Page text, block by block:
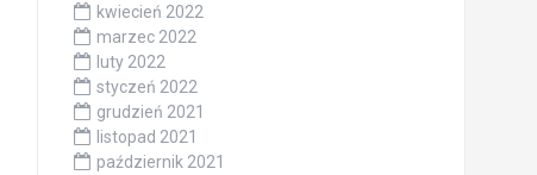
kwiecień 2022
marzec 2022
luty 2022
styczeń 2022
grudzień 2021
listopad 2021
październik 2021